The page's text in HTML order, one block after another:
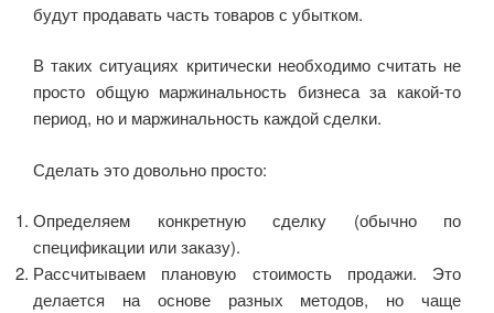
будут продавать часть товаров с убытком.
В таких ситуациях критически необходимо считать не
просто общую маржинальность бизнеса за какой-то
период, но и маржинальность каждой сделки.
Сделать это довольно просто:
Определяем конкретную сделку (обычно по
спецификации или заказу).
Рассчитываем плановую стоимость продажи. Это
делается на основе разных методов, но чаще